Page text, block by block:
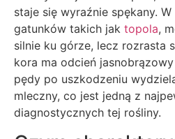
staje się wyraźnie spękany.
gatunków takich jak topola,
silnie ku górze, lecz rozrasta
kora ma odcień
pędy po uszkodzeniu
mleczny, co jest jedną z
diagnostycznych tej rośliny.